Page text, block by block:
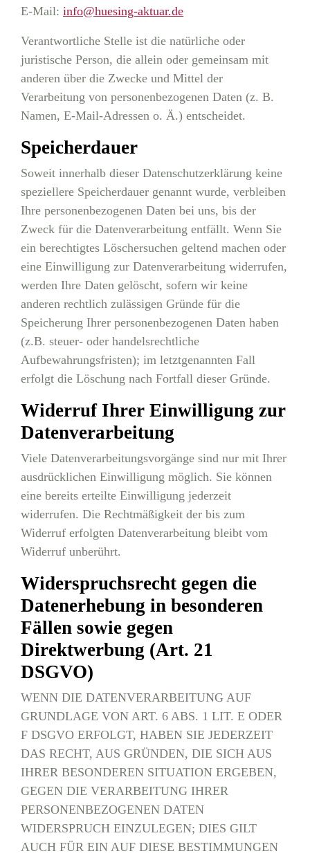
E-Mail: info@huesing-aktuar.de
Verantwortliche Stelle ist die natürliche oder
juristische Person, die allein oder gemeinsam mit
anderen über die Zwecke und Mittel der
Verarbeitung von personenbezogenen Daten (z. B.
Namen, E-Mail-Adressen o. Ä.) entscheidet.
Speicherdauer
Soweit innerhalb dieser Datenschutzerklärung keine
speziellere Speicherdauer genannt wurde, verbleiben
Ihre personenbezogenen Daten bei uns, bis der
Zweck für die Datenverarbeitung entfällt. Wenn Sie
ein berechtigtes Löschersuchen geltend machen oder
eine Einwilligung zur Datenverarbeitung widerrufen,
werden Ihre Daten gelöscht, sofern wir keine
anderen rechtlich zulässigen Gründe für die
Speicherung Ihrer personenbezogenen Daten haben
(z.B. steuer- oder handelsrechtliche
Aufbewahrungsfristen); im letztgenannten Fall
erfolgt die Löschung nach Fortfall dieser Gründe.
Widerruf Ihrer Einwilligung zur
Datenverarbeitung
Viele Datenverarbeitungsvorgänge sind nur mit Ihrer
ausdrücklichen Einwilligung möglich. Sie können
eine bereits erteilte Einwilligung jederzeit
widerrufen. Die Rechtmäßigkeit der bis zum
Widerruf erfolgten Datenverarbeitung bleibt vom
Widerruf unberührt.
Widerspruchsrecht gegen die
Datenerhebung in besonderen
Fällen sowie gegen
Direktwerbung (Art. 21
DSGVO)
WENN DIE DATENVERARBEITUNG AUF
GRUNDLAGE VON ART. 6 ABS. 1 LIT. E ODER
F DSGVO ERFOLGT, HABEN SIE JEDERZEIT
DAS RECHT, AUS GRÜNDEN, DIE SICH AUS
IHRER BESONDEREN SITUATION ERGEBEN,
GEGEN DIE VERARBEITUNG IHRER
PERSONENBEZOGENEN DATEN
WIDERSPRUCH EINZULEGEN; DIES GILT
AUCH FÜR EIN AUF DIESE BESTIMMUNGEN